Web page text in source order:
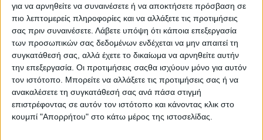
για να αρνηθείτε να συναινέσετε ή να αποκτήσετε πρόσβαση σε
πιο λεπτομερείς πληροφορίες και να αλλάξετε τις προτιμήσεις
σας πριν συναινέσετε. Λάβετε υπόψη ότι κάποια επεξεργασία
των προσωπικών σας δεδομένων ενδέχεται να μην απαιτεί τη
συγκατάθεσή σας, αλλά έχετε το δικαίωμα να αρνηθείτε αυτήν
την επεξεργασία. Οι προτιμήσεις σαςθα ισχύουν μόνο για αυτόν
τον ιστότοπο. Μπορείτε να αλλάξετε τις προτιμήσεις σας ή να
ανακαλέσετε τη συγκατάθεσή σας ανά πάσα στιγμή
επιστρέφοντας σε αυτόν τον ιστότοπο και κάνοντας κλικ στο
κουμπί "Απορρήτου" στο κάτω μέρος της ιστοσελίδας.
Κεντρικοί ομιλητές θα είναι ο Ανδρέας Ζάγκας,
μέλος του Γραφείου του ΣΠ Δυτικής Ελλάδας της
ΚΝΕ και γραμματέας του ΤΣ Αιτωλοακαρνανίας,
καθώς και ο Αντώνης Μεϊμάρης, μέλος του
μουσικού συγκροτήματος Κοινοί Θνητοί. Με